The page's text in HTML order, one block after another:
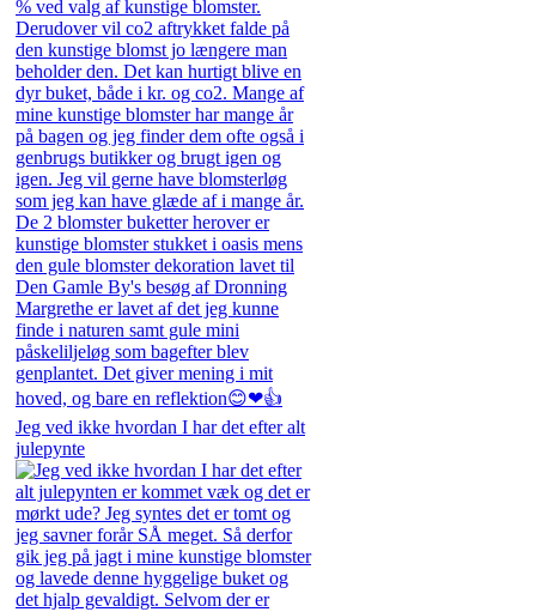
Jeg ved ikke hvordan I har det efter alt
julepynte